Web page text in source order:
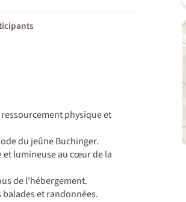
physique et
du jeûne Buchinger.
lumineuse au cœur de la
de l'hébergement.
et randonnées.